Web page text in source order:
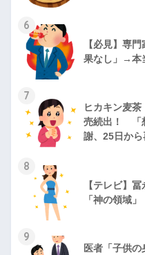
6
【必見】専
果なし」→本
7
ヒカキン麦
売続出！ 「
謝、25日か
8
【テレビ】
「神の領域
9
医者「子供